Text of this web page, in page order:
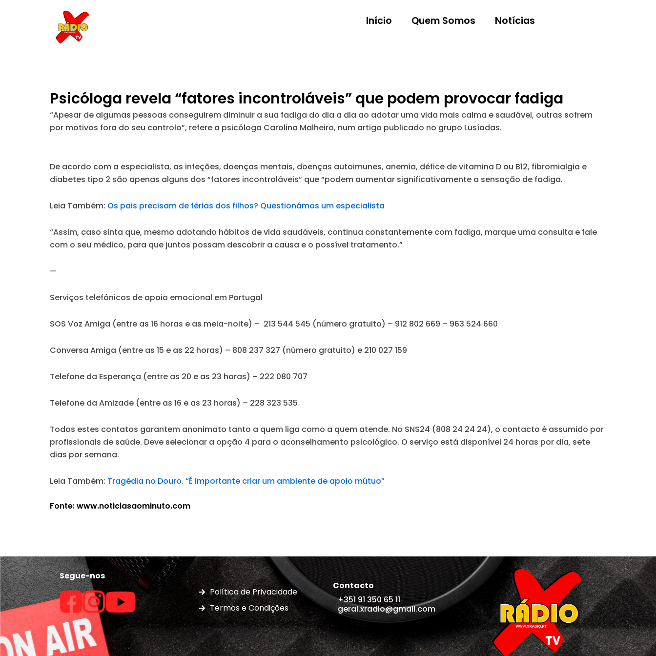
Início Quem Somos Notícias
Psicóloga revela “fatores incontroláveis” que podem provocar fadiga
“Apesar de algumas pessoas conseguirem diminuir a sua fadiga do dia a dia ao adotar uma vida mais calma e saudável, outras sofrem
por motivos fora do seu controlo”, refere a psicóloga Carolina Malheiro, num artigo publicado no grupo Lusíadas.
De acordo com a especialista, as infeções, doenças mentais, doenças autoimunes, anemia, défice de vitamina D ou B12, fibromialgia e
diabetes tipo 2 são apenas alguns dos “fatores incontroláveis” que “podem aumentar significativamente a sensação de fadiga.
Leia Também: Os pais precisam de férias dos filhos? Questionámos um especialista
“Assim, caso sinta que, mesmo adotando hábitos de vida saudáveis, continua constantemente com fadiga, marque uma consulta e fale
com o seu médico, para que juntos possam descobrir a causa e o possível tratamento.”
—
Serviços telefónicos de apoio emocional em Portugal
SOS Voz Amiga (entre as 16 horas e as meia-noite) – 213 544 545 (número gratuito) – 912 802 669 – 963 524 660
Conversa Amiga (entre as 15 e as 22 horas) – 808 237 327 (número gratuito) e 210 027 159
Telefone da Esperança (entre as 20 e as 23 horas) – 222 080 707
Telefone da Amizade (entre as 16 e as 23 horas) – 228 323 535
Todos estes contatos garantem anonimato tanto a quem liga como a quem atende. No SNS24 (808 24 24 24), o contacto é assumido por
profissionais de saúde. Deve selecionar a opção 4 para o aconselhamento psicológico. O serviço está disponível 24 horas por dia, sete
dias por semana.
Leia Também: Tragédia no Douro. “É importante criar um ambiente de apoio mútuo”
Fonte: www.noticiasaominuto.com
Segue-nos
Política de Privacidade
Termos e Condições
Contacto
+351 91 350 65 11
geral.xradio@gmail.com